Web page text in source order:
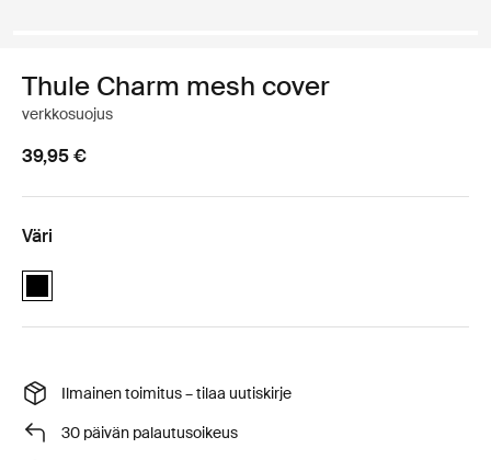
Thule Charm mesh cover
verkkosuojus
39,95 €
Väri
Thule Charm mesh cover Musta (selected)
Ilmainen toimitus – tilaa uutiskirje
30 päivän palautusoikeus